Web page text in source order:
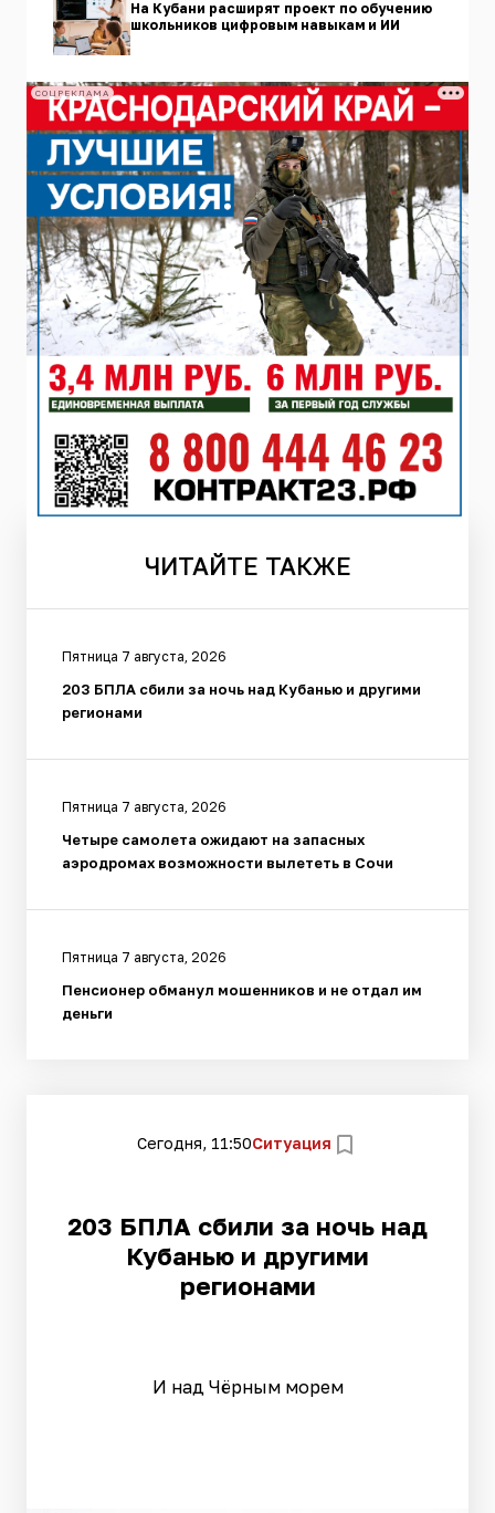
На Кубани расширят проект по обучению
школьников цифровым навыкам и ИИ
СОЦРЕКЛАМА
ЧИТАЙТЕ ТАКЖЕ
Пятница 7 августа, 2026
203 БПЛА сбили за ночь над Кубанью и другими
регионами
Пятница 7 августа, 2026
Четыре самолета ожидают на запасных
аэродромах возможности вылететь в Сочи
Пятница 7 августа, 2026
Пенсионер обманул мошенников и не отдал им
деньги
Сегодня, 11:50Ситуация
203 БПЛА сбили за ночь над
Кубанью и другими
регионами
И над Чёрным морем